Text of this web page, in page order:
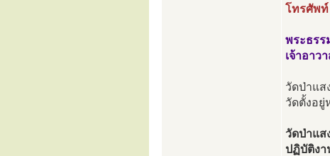
โทรศัพท์
พระธรร
เจ้าอาว
วัดป่าแ
วัดตั้งอยู่
วัดป่าแส
ปฏิบัติงา